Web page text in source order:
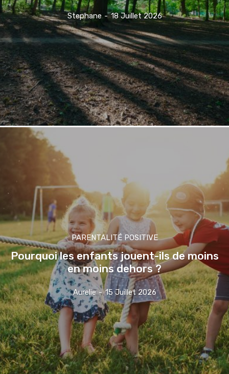
Stephane - 18 Juillet 2026
PARENTALITÉ POSITIVE
Pourquoi les enfants jouent-ils de moins
en moins dehors ?
Aurelie - 15 Juillet 2026